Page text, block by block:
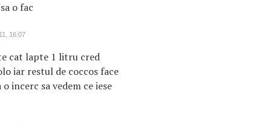
o fac
16:07
cat lapte 1 litru cred
iar restul de coccos face
incerc sa vedem ce iese